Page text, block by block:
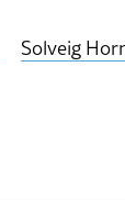
Solveig